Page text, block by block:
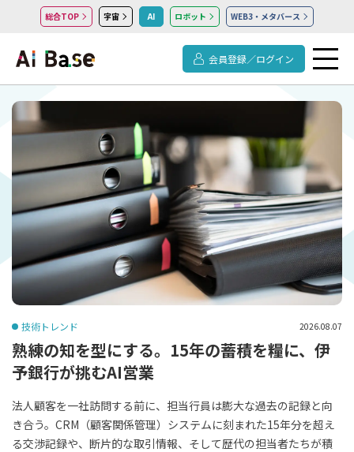
総合TOP 宇宙 AI ロボット WEB3・メタバース
会員登録／ログイン
技術トレンド 2026.08.07
熟練の知を型にする。15年の蓄積を糧に、伊
予銀行が挑むAI営業
法人顧客を一社訪問する前に、担当行員は膨大な過去の記録と向
き合う。CRM（顧客関係管理）システムに刻まれた15年分を超え
る交渉記録や、断片的な取引情報、そして歴代の担当者たちが積